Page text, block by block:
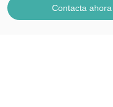
Contacta ahora